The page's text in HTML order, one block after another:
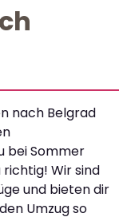
nach Belgrad
bei Sommer
richtig! Wir sind
und bieten dir
Umzug so